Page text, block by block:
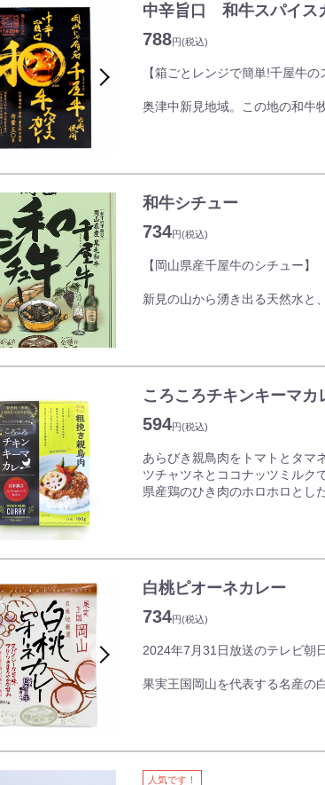
中辛旨口 和牛スパイス
788円(税込)
【箱ごとレンジで簡単!千屋牛の
奥津中新見地域。この地の和牛
お湯でも温められます。(お湯
三段加熱仕込みで、煮崩れせず
味ください。
和牛シチュー
734円(税込)
【岡山県産千屋牛のシチュー】
新見の山から湧き出る天然水と
しさをより一層引き立てるコク
ころころチキンキーマカ
594円(税込)
あらびき親鳥肉をトマトとタマ
ツチャツネとココナッツミルク
県産鶏のひき肉のホロホロとし
白桃ピオーネカレー
734円(税込)
2024年7月31日放送のテレビ朝
果実王国岡山を代表する名産の
まろやかな旨味がスパイスの辛
果実王国岡山ならでは、名産地
人気です！